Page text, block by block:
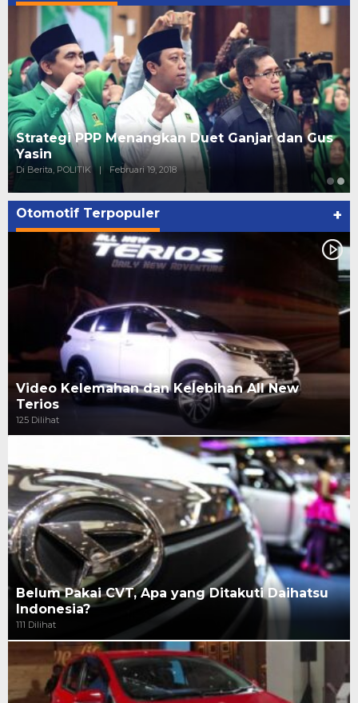
Strategi PPP Menangkan Duet Ganjar dan Gus
Yasin
Di Berita, POLITIK | Februari 19, 2018
Otomotif Terpopuler +
Video Kelemahan dan Kelebihan All New
Terios
125 Dilihat
Belum Pakai CVT, Apa yang Ditakuti Daihatsu
Indonesia?
111 Dilihat